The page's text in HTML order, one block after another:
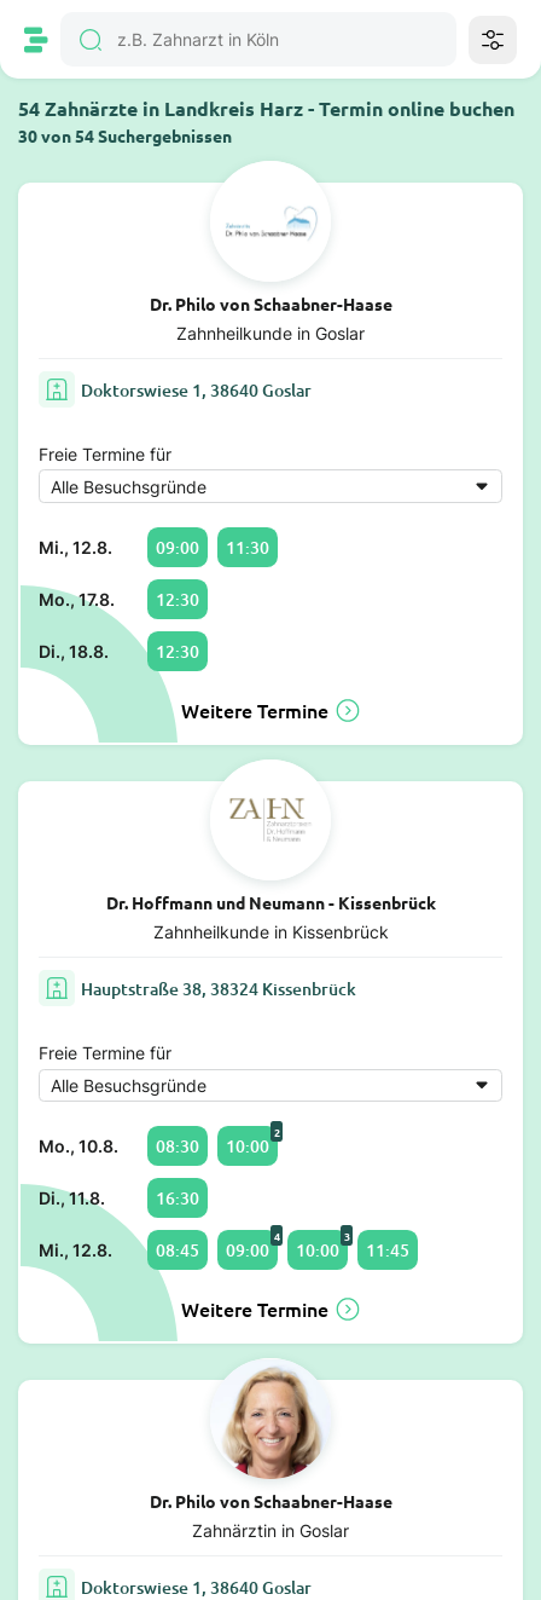
54 Zahnärzte in Landkreis Harz - Termin online buchen
30 von 54 Suchergebnissen
Dr. Philo von Schaabner-Haase
Zahnheilkunde in Goslar
Doktorswiese 1, 38640 Goslar
Freie Termine für
Mi., 12.8. 09:00 11:30
Mo., 17.8. 12:30
Di., 18.8. 12:30
Weitere Termine
Dr. Hoffmann und Neumann - Kissenbrück
Zahnheilkunde in Kissenbrück
Hauptstraße 38, 38324 Kissenbrück
Freie Termine für
Mo., 10.8. 08:30 10:00
2
Di., 11.8. 16:30
Mi., 12.8. 08:45 09:00
4
10:00
3
11:45
Weitere Termine
Dr. Philo von Schaabner-Haase
Zahnärztin in Goslar
Doktorswiese 1, 38640 Goslar